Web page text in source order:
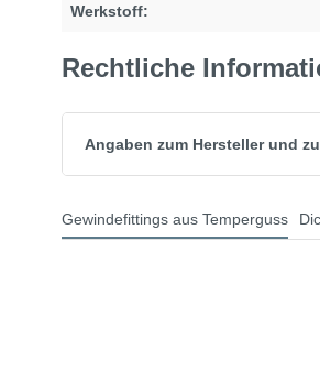
Werkstoff:
Rechtliche
Angaben zum Hersteller und
Gewindefittings aus Temperguss